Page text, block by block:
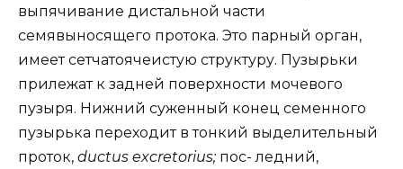
выпячивание дистальной части
семявыносящего протока. Это парный орган,
имеет сетчатоячеистую структуру. Пузырьки
прилежат к задней поверхности мочевого
пузыря. Нижний суженный конец семенного
пузырька переходит в тонкий выделительный
проток, ductus excretorius; пос- ледний,